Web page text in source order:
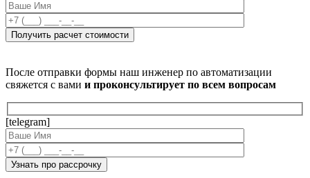
После отправки формы наш инженер по автоматизации
свяжется с вами и проконсультирует по всем вопросам
[telegram]